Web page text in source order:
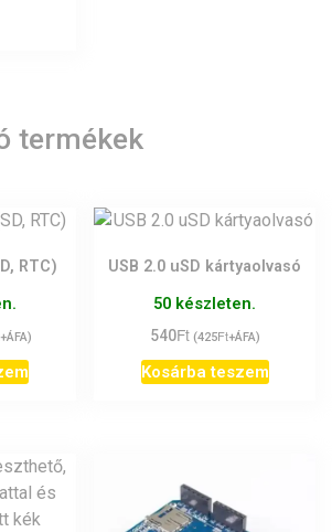
termékek
RTC)
+ÁFA)
USB 2.0 uSD kártyaolvasó
50 készleten.
540Ft (425Ft+ÁFA)
Kosárba teszem